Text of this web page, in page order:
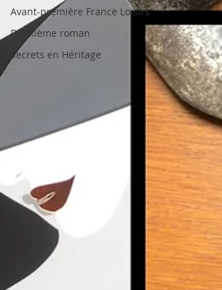
Avant-première France Loisirs
Deuxième roman
Secrets en Héritage